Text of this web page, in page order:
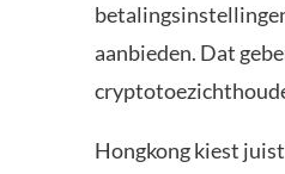
aanbieden. Dat
Hongkong kiest